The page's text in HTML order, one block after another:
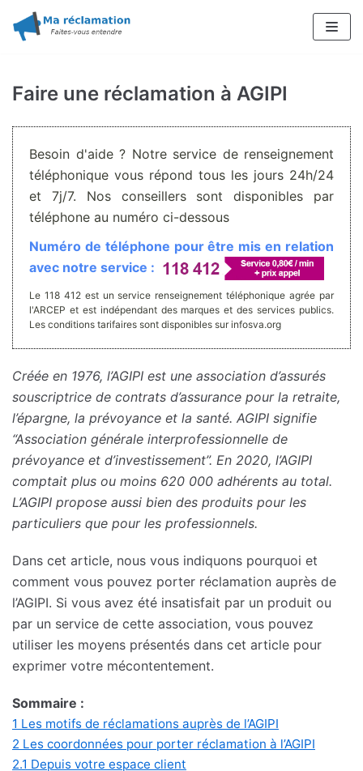
Aller
contenu
Faire une réclamation à AGIPI
Besoin d'aide ? Notre service de renseignement
téléphonique vous répond tous les jours 24h/24
et 7j/7. Nos conseillers sont disponibles par
téléphone au numéro ci-dessous
Numéro de téléphone pour être mis en relation
avec notre service :
Le 118 412 est un service renseignement téléphonique agrée par
l'ARCEP et est indépendant des marques et des services publics.
Les conditions tarifaires sont disponibles sur infosva.org
Créée en 1976, l’AGIPI est une association d’assurés
souscriptrice de contrats d’assurance pour la retraite,
l’épargne, la prévoyance et la santé. AGIPI signifie
“Association générale interprofessionnelle de
prévoyance et d’investissement”. En 2020, l’AGIPI
comptait plus ou moins 620 000 adhérents au total.
L’AGIPI propose aussi bien des produits pour les
particuliers que pour les professionnels.
Dans cet article, nous vous indiquons pourquoi et
comment vous pouvez porter réclamation auprès de
l’AGIPI. Si vous avez été insatisfait par un produit ou
par un service de cette association, vous pouvez
utiliser les moyens présentés dans cet article pour
exprimer votre mécontentement.
Sommaire :
1 Les motifs de réclamations auprès de l’AGIPI
2 Les coordonnées pour porter réclamation à l’AGIPI
2.1 Depuis votre espace client